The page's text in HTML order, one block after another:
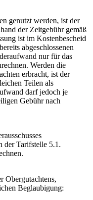
genutzt werden, ist der
der Zeitgebühr gemäß
ist im Kostenbescheid
abgeschlossenen
nur für das
Werden die
erbracht, ist der
Teilen als
darf jedoch je
Gebühr nach
der Tarifstelle 5.1.
Obergutachtens,
Beglaubigung: